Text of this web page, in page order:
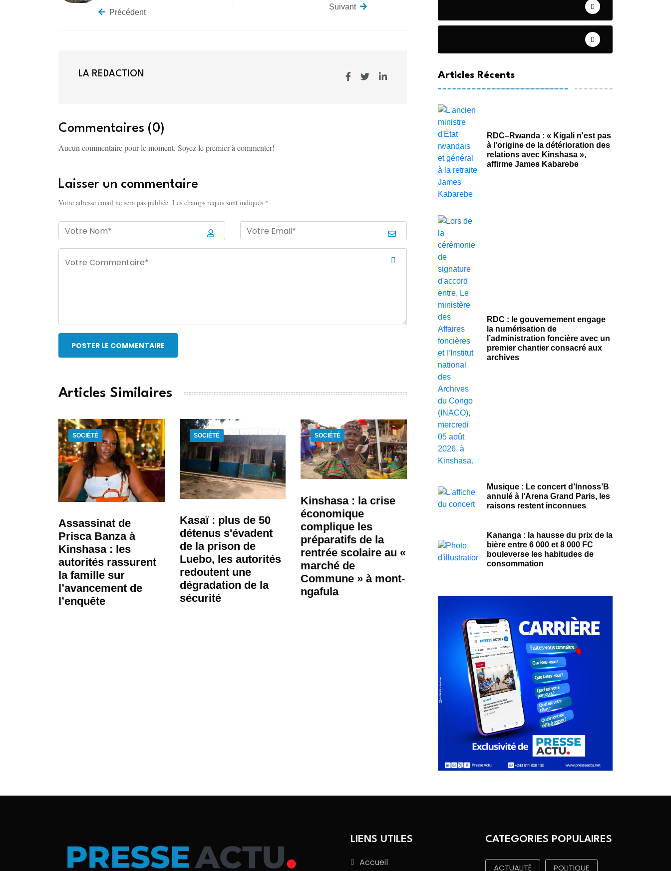
Précédent
Suivant
LA REDACTION
Commentaires (0)
Aucun commentaire pour le moment. Soyez le premier à commenter!
Laisser un commentaire
Votre adresse email ne sera pas publiée. Les champs requis sont indiqués *
POSTER LE COMMENTAIRE
Articles Similaires
SOCIÉTÉ
Assassinat de
Prisca Banza à
Kinshasa : les
autorités rassurent
la famille sur
l’avancement de
l’enquête
SOCIÉTÉ
Kasaï : plus de 50
détenus s'évadent
de la prison de
Luebo, les autorités
redoutent une
dégradation de la
sécurité
SOCIÉTÉ
Kinshasa : la crise
économique
complique les
préparatifs de la
rentrée scolaire au «
marché de
Commune » à mont-
ngafula
Articles Récents
RDC–Rwanda : « Kigali n'est pas
à l'origine de la détérioration des
relations avec Kinshasa »,
affirme James Kabarebe
RDC : le gouvernement engage
la numérisation de
l’administration foncière avec un
premier chantier consacré aux
archives
Musique : Le concert d’Innoss’B
annulé à l’Arena Grand Paris, les
raisons restent inconnues
Kananga : la hausse du prix de la
bière entre 6 000 et 8 000 FC
bouleverse les habitudes de
consommation
LIENS UTILES
Accueil
CATEGORIES POPULAIRES
ACTUALITÉ POLITIQUE